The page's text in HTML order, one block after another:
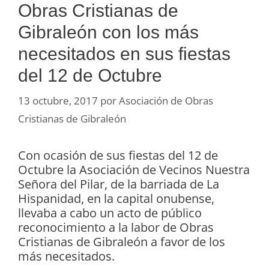
Obras Cristianas de
Gibraleón con los más
necesitados en sus fiestas
del 12 de Octubre
13 octubre, 2017 porAsociación de Obras
Cristianas de Gibraleón
Con ocasión de sus fiestas del 12 de
Octubre la Asociación de Vecinos Nuestra
Señora del Pilar, de la barriada de La
Hispanidad, en la capital onubense,
llevaba a cabo un acto de público
reconocimiento a la labor de Obras
Cristianas de Gibraleón a favor de los
más necesitados.